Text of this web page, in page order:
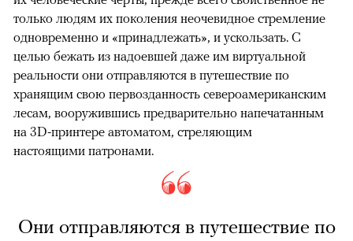
только людям их поколения неочевидное стремление
одновременно и «принадлежать», и ускользать. С
целью бежать из надоевшей даже им виртуальной
реальности они отправляются в путешествие по
хранящим свою первозданность североамериканским
лесам, вооружившись предварительно напечатанным
на 3D-принтере автоматом, стреляющим
настоящими патронами.
Они отправляются в путешествие по